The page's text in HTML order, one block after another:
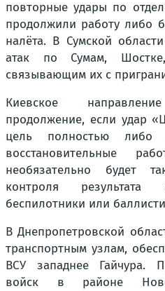
повторные удары по
продолжили работу либо
налёта. В Сумской
атак по Сумам,
связывающим их с
Киевское
продолжение, если удар
цель полностью либо
восстановительные
необязательно будет
контроля результата
беспилотники или
В Днепропетровской
транспортным узлам,
ВСУ западнее Гайчура.
войск в районе